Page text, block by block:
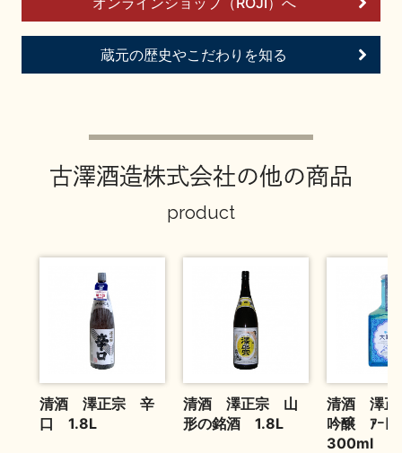
蔵元の歴史やこだわりを知る
古澤酒造株式会社の他の商品
product
清酒 澤正宗 辛
口 1.8L
清酒 澤正宗 山
形の銘酒 1.8L
清酒 澤
吟醸 ｱｰ
300ml